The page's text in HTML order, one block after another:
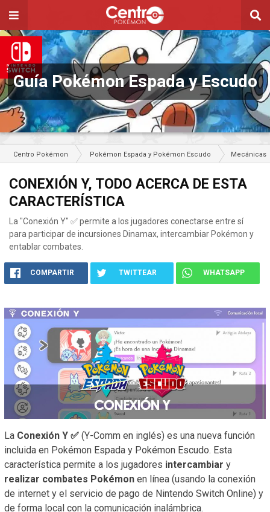
Guía Pokémon Espada y Escudo
Centro Pokémon Pokémon Espada y Pokémon Escudo Mecánicas
CONEXIÓN Y, TODO ACERCA DE ESTA
CARACTERÍSTICA
La "Conexión Y" ✅ permite a los jugadores conectarse entre sí
para participar de incursiones Dinamax, intercambiar Pokémon y
entablar combates.
COMPARTIR TWITTEAR WHATSAPP
La Conexión Y ✅ (Y-Comm en inglés) es una nueva función
incluida en Pokémon Espada y Pokémon Escudo. Esta
característica permite a los jugadores intercambiar y
realizar combates Pokémon en línea (usando la conexión
de internet y el servicio de pago de Nintendo Switch Online) y
de forma local con la comunicación inalámbrica.